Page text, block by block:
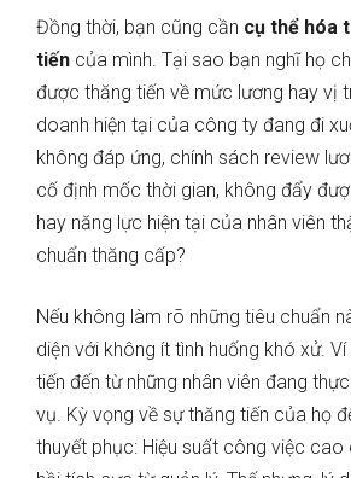
Đồng thời, bạn cũng cần cụ thể hóa
tiến của mình. Tại sao bạn nghĩ họ
được thăng tiến về mức lương hay vị
doanh hiện tại của công ty đang đi
không đáp ứng, chính sách review
cố định mốc thời gian, không đẩy
hay năng lực hiện tại của nhân viên
chuẩn thăng cấp?
Nếu không làm rõ những tiêu chuẩn
diện với không ít tình huống khó xử.
tiến đến từ những nhân viên đang
vụ. Kỳ vọng về sự thăng tiến của họ
thuyết phục: Hiệu suất công việc cao